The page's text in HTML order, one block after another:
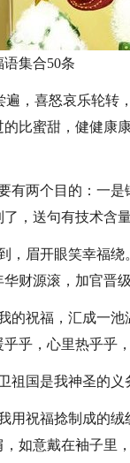
集合50条
遍，喜怒哀乐轮转
比蜜甜，健健康
有两个目的：一
，送句有技术含
，眉开眼笑幸福
财源滚，加官晋
的祝福，汇成一
乎，心里热乎乎
祖国是我神圣的
用祝福捻制成的
如意戴在袖子里